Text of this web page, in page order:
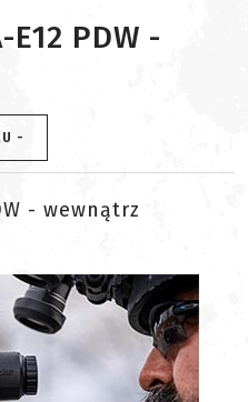
PDW -
-
- wewnątrz